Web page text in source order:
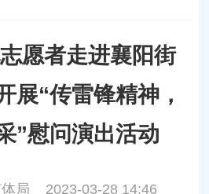
愿者走进襄阳街
展“传雷锋精神，
”慰问演出活动
局 2023-03-28 14:46